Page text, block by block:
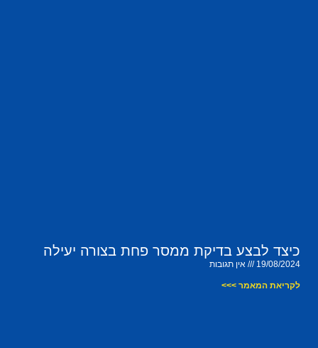
כיצד לבצע בדיקת ממסר פחת בצורה יעילה
19/08/2024 אין תגובות
לקריאת המאמר >>>